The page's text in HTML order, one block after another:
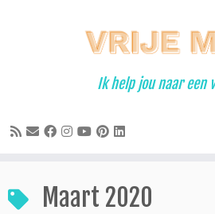
Ik help jou naar een
Maart 2020